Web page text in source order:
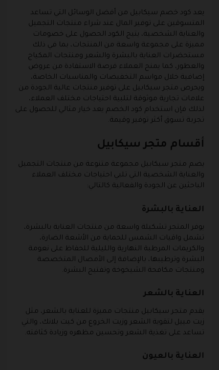
يعد كود خصم سيكابيل من أفضل الوسائل التي تساعد
المتسوقين على توفير المال عند شراء منتجات التجميل
والعناية الشخصية، يتيح الكود الحصول على خصومات
مميزة على مجموعة واسعة من المنتجات، بما في ذلك
مستحضرات العناية بالبشرة والشعر ومنتجات المكياج
والعطور، كما يمنح العملاء فرصة الاستفادة من عروض
إضافية خلال مواسم التخفيضات والمناسبات الخاصة،
ويحرص متجر سيكابيل على توفير منتجات عالية الجودة من
علامات تجارية موثوقة لتلبية احتياجات مختلف العملاء،
لذلك فإن استخدام كود الخصم يعد خيار مثالي للحصول على
تجربة تسوق أكثر توفير وقيمة.
أقسام متجر سيكابيل
يضم متجر سيكابيل مجموعة متنوعة من منتجات التجميل
والعناية الشخصية التي تلبي احتياجات مختلف العملاء
الباحثين عن الجودة والفعالية كالتالي:
العناية بالبشرة
يوفر المتجر تشكيلة واسعة من منتجات العناية بالبشرة،
تشمل واقيات الشمس للحماية من الأشعة الضارة،
والكريمات المرطبة النهارية والليلية للحفاظ على نعومة
البشرة وترطيبها، بالإضافة إلى الأمصال المتخصصة
ومنتجات مكافحة الشيخوخة وتفتيح البشرة.
العناية بالشعر
يقدم متجر سيكابيل منتجات مميزة للعناية بالشعر، مثل
زيت مييل لتقوية الشعر وزيت الخروع من كيت بلانك، والتي
تساعد على تغذية الشعر وتحسين مظهره وزيادة كثافته.
العناية بالعيون